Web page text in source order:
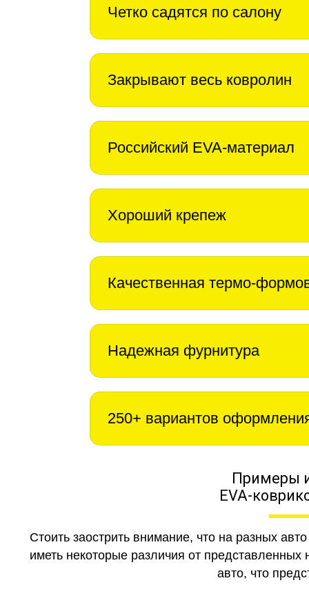
Четко садятся по салону
Закрывают весь ковролин
Российский EVA-материал
Хороший крепеж
Качественная термо-
Надежная фурнитура
250+ вариантов
Примеры
EVA-
Стоить заострить внимание, что на разных
иметь некоторые различия от
авто, что